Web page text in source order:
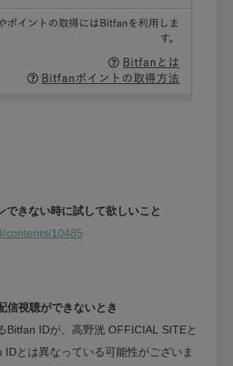
きない時に試して欲しいこと
contents/10485
信視聴ができないとき
Bitfan IDが、高野洸 OFFICIAL SITE​と
IDとは異なっている可能性がございま